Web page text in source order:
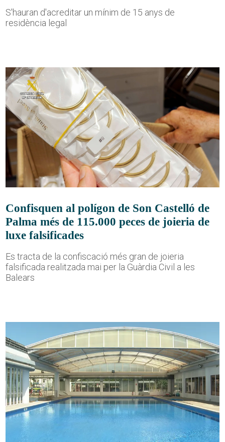
S'hauran d'acreditar un mínim de 15 anys de
residència legal
Confisquen al polígon de Son Castelló de
Palma més de 115.000 peces de joieria de
luxe falsificades
Es tracta de la confiscació més gran de joieria
falsificada realitzada mai per la Guàrdia Civil a les
Balears